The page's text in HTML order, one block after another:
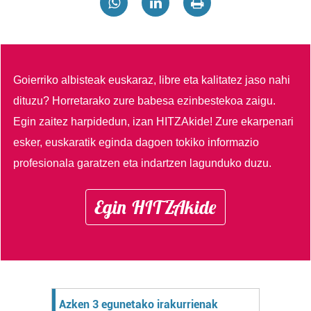
Goierriko albisteak euskaraz, libre eta kalitatez jaso nahi
dituzu? Horretarako zure babesa ezinbestekoa zaigu.
Egin zaitez harpidedun, izan HITZAkide!Zure ekarpenari
esker, euskaratik eginda dagoen tokiko informazio
profesionala garatzen eta indartzen lagunduko duzu.
Egin HITZAkide
Azken 3 egunetako irakurrienak